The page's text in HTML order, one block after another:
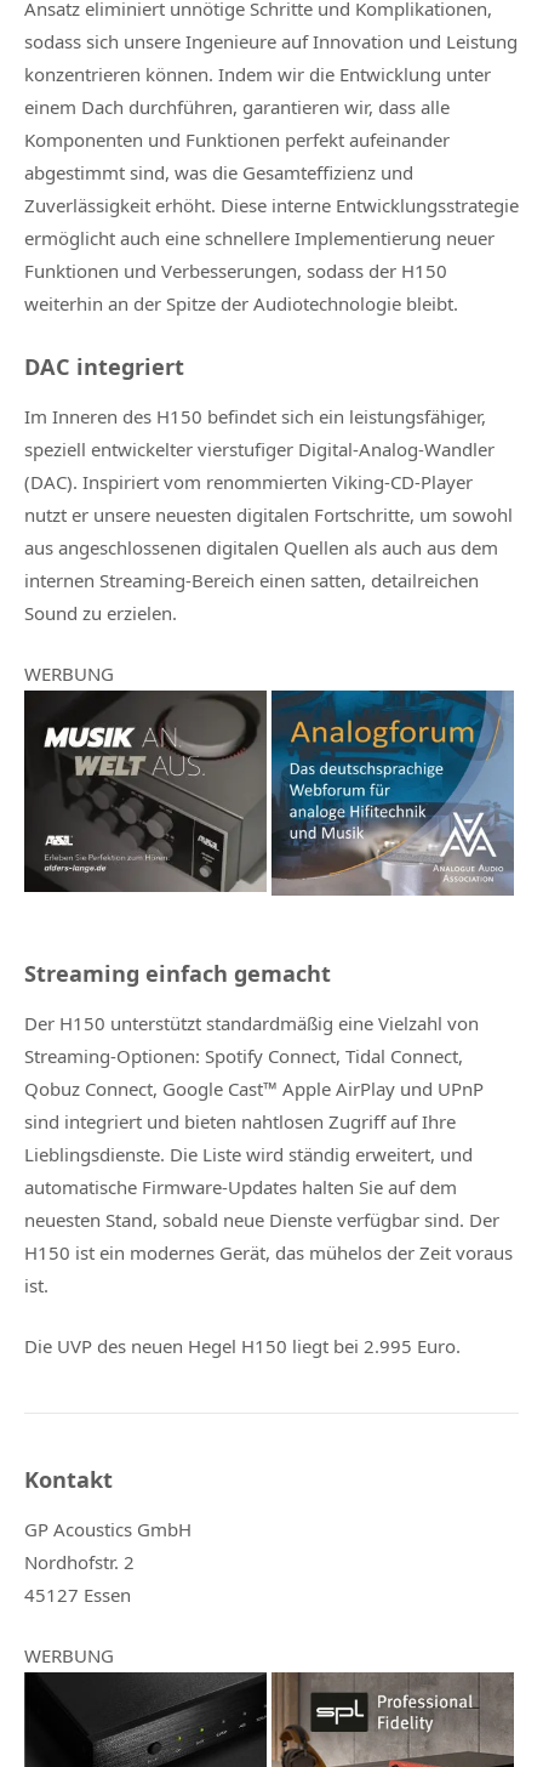
Ansatz eliminiert unnötige Schritte und Komplikationen,
sodass sich unsere Ingenieure auf Innovation und Leistung
konzentrieren können. Indem wir die Entwicklung unter
einem Dach durchführen, garantieren wir, dass alle
Komponenten und Funktionen perfekt aufeinander
abgestimmt sind, was die Gesamteffizienz und
Zuverlässigkeit erhöht. Diese interne Entwicklungsstrategie
ermöglicht auch eine schnellere Implementierung neuer
Funktionen und Verbesserungen, sodass der H150
weiterhin an der Spitze der Audiotechnologie bleibt.
DAC integriert
Im Inneren des H150 befindet sich ein leistungsfähiger,
speziell entwickelter vierstufiger Digital-Analog-Wandler
(DAC). Inspiriert vom renommierten Viking-CD-Player
nutzt er unsere neuesten digitalen Fortschritte, um sowohl
aus angeschlossenen digitalen Quellen als auch aus dem
internen Streaming-Bereich einen satten, detailreichen
Sound zu erzielen.
WERBUNG
Streaming einfach gemacht
Der H150 unterstützt standardmäßig eine Vielzahl von
Streaming-Optionen: Spotify Connect, Tidal Connect,
Qobuz Connect, Google Cast™ Apple AirPlay und UPnP
sind integriert und bieten nahtlosen Zugriff auf Ihre
Lieblingsdienste. Die Liste wird ständig erweitert, und
automatische Firmware-Updates halten Sie auf dem
neuesten Stand, sobald neue Dienste verfügbar sind. Der
H150 ist ein modernes Gerät, das mühelos der Zeit voraus
ist.
Die UVP des neuen Hegel H150 liegt bei 2.995 Euro.
Kontakt
GP Acoustics GmbH
Nordhofstr. 2
45127 Essen
WERBUNG